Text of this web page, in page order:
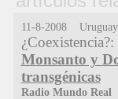
11-8-2008 Uruguay
¿Coexistencia?:
Monsanto y
transgénicas
Radio Mundo Real